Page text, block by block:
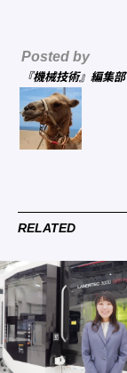
Posted by
『機械技術』編集部
RELATED